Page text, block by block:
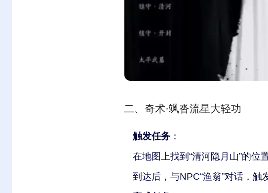
二、奇术·飒沓流星大轻功
触发任务 ：
在地图上找到“清河隐月山”的位
到达后，与NPC“渔翁”对话，触